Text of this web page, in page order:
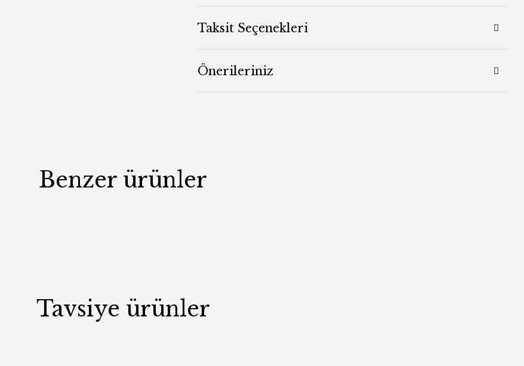
Taksit Seçenekleri
Önerileriniz
Benzer ürünler
Tavsiye ürünler